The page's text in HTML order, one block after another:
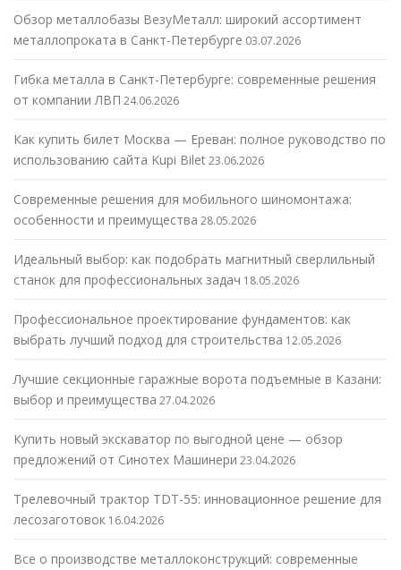
Обзор металлобазы ВезуМеталл: широкий ассортимент
металлопроката в Санкт-Петербурге 03.07.2026
Гибка металла в Санкт-Петербурге: современные решения
от компании ЛВП 24.06.2026
Как купить билет Москва — Ереван: полное руководство по
использованию сайта Kupi Bilet23.06.2026
Современные решения для мобильного шиномонтажа:
особенности и преимущества 28.05.2026
Идеальный выбор: как подобрать магнитный сверлильный
станок для профессиональных задач 18.05.2026
Профессиональное проектирование фундаментов: как
выбрать лучший подход для строительства 12.05.2026
Лучшие секционные гаражные ворота подъемные в Казани:
выбор и преимущества 27.04.2026
Купить новый экскаватор по выгодной цене — обзор
предложений от Синотех Машинери 23.04.2026
Трелевочный трактор TDT-55: инновационное решение для
лесозаготовок 16.04.2026
Все о производстве металлоконструкций: современные